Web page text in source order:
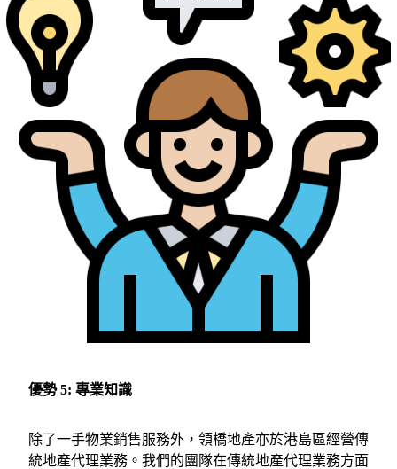
優勢 5: 專業知識
除了一手物業銷售服務外，領橋地產亦於港島區經營傳
統地產代理業務。我們的團隊在傳統地產代理業務方面